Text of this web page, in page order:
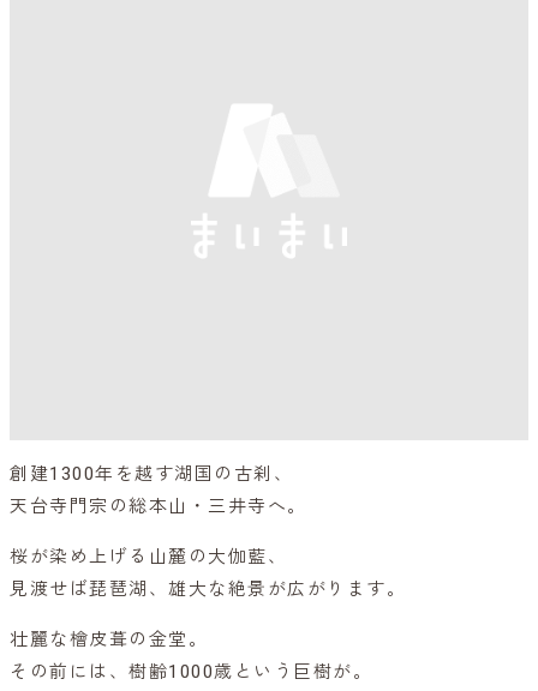
創建1300年を越す湖国の古刹、
天台寺門宗の総本山・三井寺へ。
桜が染め上げる山麓の大伽藍、
見渡せば琵琶湖、雄大な絶景が広がります。
壮麗な檜皮葺の金堂。
その前には、樹齢1000歳という巨樹が。